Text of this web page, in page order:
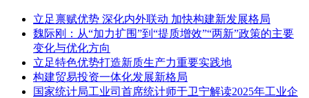
立足禀赋优势 深化内外联动 加快构建新发展格局
魏际刚：从“加力扩围”到“提质增效”“两新”政策的主要
变化与优化方向
立足特色优势打造新质生产力重要实践地
构建贸易投资一体化发展新格局
国家统计局工业司首席统计师于卫宁解读2025年工业企